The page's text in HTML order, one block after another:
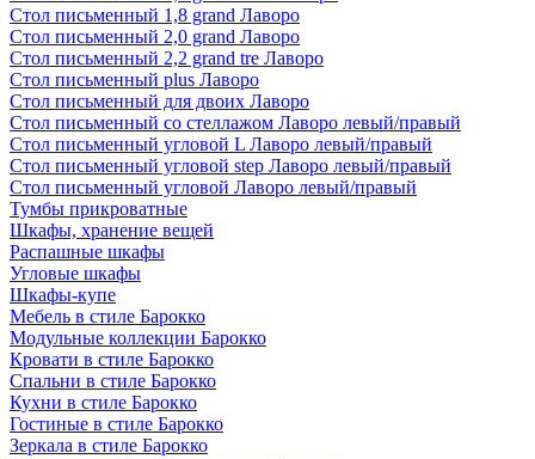
Стол письменный 1,8 grand Лаворо
Стол письменный 2,0 grand Лаворо
Стол письменный 2,2 grand tre Лаворо
Стол письменный plus Лаворо
Стол письменный для двоих Лаворо
Стол письменный со стеллажом Лаворо левый/правый
Стол письменный угловой L Лаворо левый/правый
Стол письменный угловой step Лаворо левый/правый
Стол письменный угловой Лаворо левый/правый
Тумбы прикроватные
Шкафы, хранение вещей
Распашные шкафы
Угловые шкафы
Шкафы-купе
Мебель в стиле Барокко
Модульные коллекции Барокко
Кровати в стиле Барокко
Спальни в стиле Барокко
Кухни в стиле Барокко
Гостиные в стиле Барокко
Зеркала в стиле Барокко